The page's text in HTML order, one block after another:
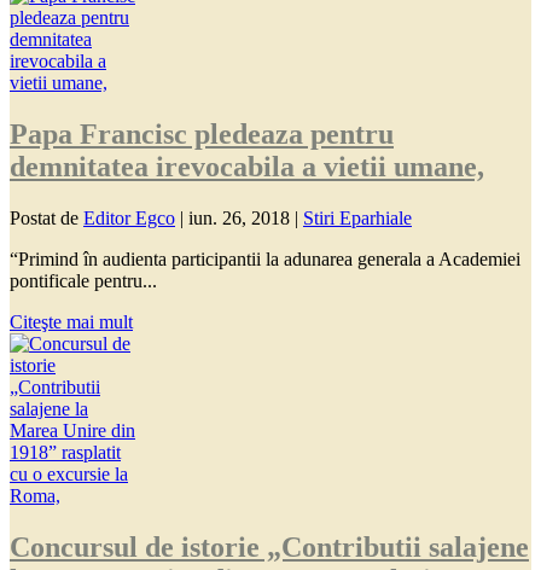
Papa Francisc pledeaza pentru
demnitatea irevocabila a vietii umane,
Postat de Editor Egco | iun. 26, 2018 | Stiri Eparhiale
“Primind în audienta participantii la adunarea generala a Academiei
pontificale pentru...
Citeşte mai mult
Concursul de istorie „Contributii salajene